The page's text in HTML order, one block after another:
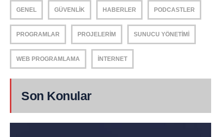
GENEL GÜVENLIK HABERLER PODCASTLER
PROGRAMLAR PROJELERIM SUNUCU YÖNETIMI
WEB PROGRAMLAMA İNTERNET
Son Konular